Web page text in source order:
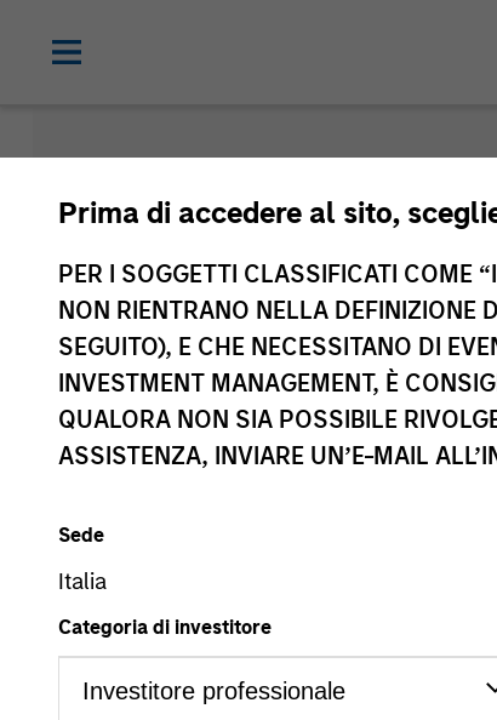
Prima di accedere al sito,
PER I SOGGETTI CLASSIFICATI COME
NON RIENTRANO NELLA DEFINIZIONE
SEGUITO), E CHE NECESSITANO DI
INVESTMENT MANAGEMENT, È
QUALORA NON SIA POSSIBILE
ASSISTENZA, INVIARE UN’E-MAIL
Sede
Italia
Categoria di investitore
Morgan
Funds
A AR